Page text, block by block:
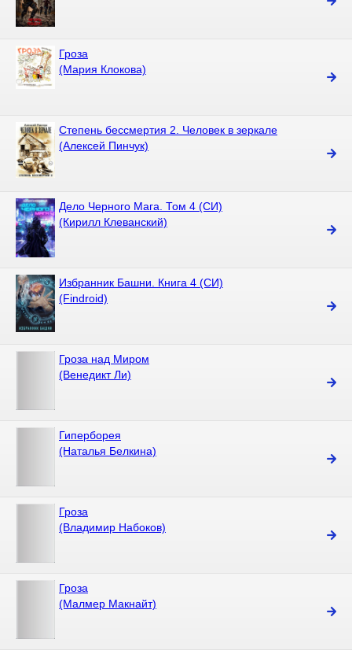
Гроза
(Мария Клокова)
Степень бессмертия 2. Человек в зеркале
(Алексей Пинчук)
Дело Черного Мага. Том 4 (СИ)
(Кирилл Клеванский)
Избранник Башни. Книга 4 (СИ)
(Findroid)
Гроза над Миром
(Венедикт Ли)
Гиперборея
(Наталья Белкина)
Гроза
(Владимир Набоков)
Гроза
(Малмер Макнайт)